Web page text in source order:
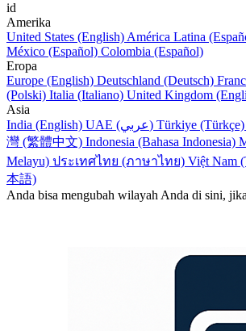
id
Amerika
United States (English) América Latina
México (Español) Colombia (Español)
Eropa
Europe (English) Deutschland (Deutsch)
(Polski) Italia (Italiano) United Kingdom
Asia
India (English)
UAE (عربي) Türkiye (Türkçe)
灣 (繁體中文) Indonesia (Bahasa Indonesia)
Melayu) ประเทศไทย (ภาษาไทย) Việt Nam
本語)
Anda bisa mengubah wilayah Anda di sini,